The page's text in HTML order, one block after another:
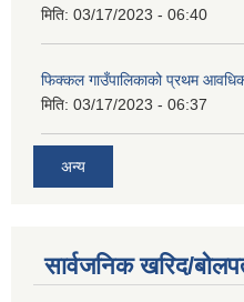
मिति: 03/17/2023 - 06:40
फिक्कल गाउँपालिकाको प्रथम
मिति: 03/17/2023 - 06:37
अन्य
सार्वजनिक खरिद/